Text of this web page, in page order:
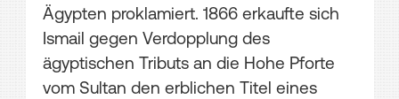
Ägypten proklamiert. 1866 erkaufte sich
Ismail gegen Verdopplung des
ägyptischen Tributs an die Hohe Pforte
vom Sultan den erblichen Titel eines